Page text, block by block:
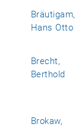
Bräutigam,
Hans Otto
Brecht,
Berthold
Brokaw,